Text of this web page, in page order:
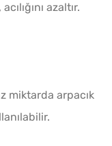
azaltır.
miktarda arpacık